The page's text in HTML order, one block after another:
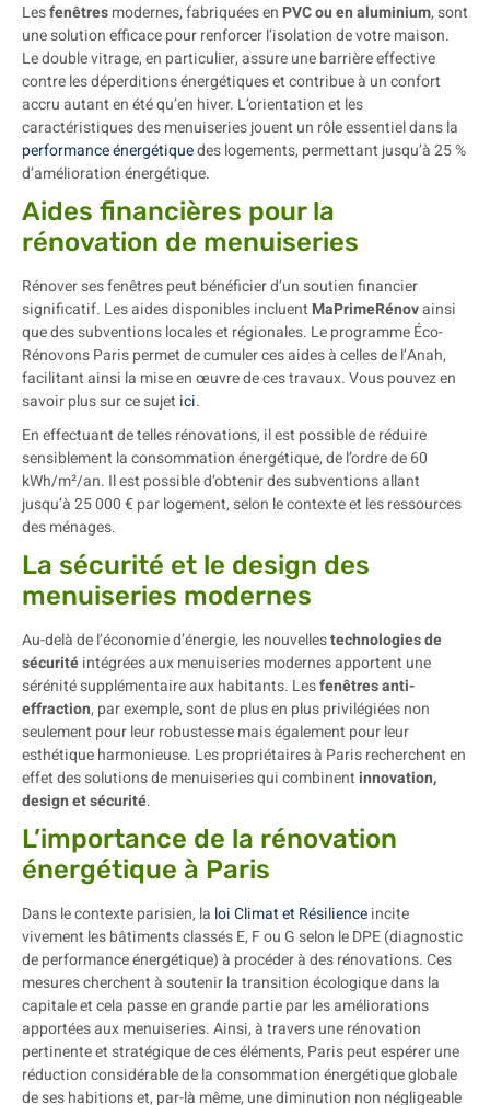
Lesfenêtresmodernes, fabriquées en PVC ou en aluminium, sont
une solution efficace pour renforcer l’isolation de votre maison.
Le double vitrage, en particulier, assure une barrière effective
contre les déperditions énergétiques et contribue à un confort
accru autant en été qu’en hiver. L’orientation et les
caractéristiques des menuiseries jouent un rôle essentiel dans la
performance énergétiquedes logements, permettant jusqu’à 25 %
d’amélioration énergétique.
Aides financières pour la
rénovation de menuiseries
Rénover ses fenêtres peut bénéficier d’un soutien financier
significatif. Les aides disponibles incluent MaPrimeRénovainsi
que des subventions locales et régionales. Le programme Éco-
Rénovons Paris permet de cumuler ces aides à celles de l’Anah,
facilitant ainsi la mise en œuvre de ces travaux. Vous pouvez en
savoir plus sur ce sujet ici.
En effectuant de telles rénovations, il est possible de réduire
sensiblement la consommation énergétique, de l’ordre de 60
kWh/m²/an. Il est possible d’obtenir des subventions allant
jusqu’à 25 000 € par logement, selon le contexte et les ressources
des ménages.
La sécurité et le design des
menuiseries modernes
Au-delà de l’économie d’énergie, les nouvellestechnologies de
sécuritéintégrées aux menuiseries modernes apportent une
sérénité supplémentaire aux habitants. Lesfenêtres anti-
effraction, par exemple, sont de plus en plus privilégiées non
seulement pour leur robustesse mais également pour leur
esthétique harmonieuse. Les propriétaires à Paris recherchent en
effet des solutions de menuiseries qui combinentinnovation,
design et sécurité.
L’importance de la rénovation
énergétique à Paris
Dans le contexte parisien, la loi Climat et Résilienceincite
vivement les bâtiments classés E, F ou G selon le DPE (diagnostic
de performance énergétique) à procéder à des rénovations. Ces
mesures cherchent à soutenir la transition écologique dans la
capitale et cela passe en grande partie par les améliorations
apportées aux menuiseries. Ainsi, à travers une rénovation
pertinente et stratégique de ces éléments, Paris peut espérer une
réduction considérable de la consommation énergétique globale
de ses habitions et, par-là même, une diminution non négligeable